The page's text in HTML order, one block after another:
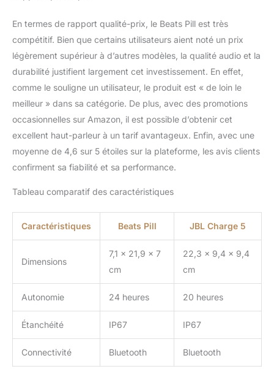
appareils iOS et Android
permet de jumeler en une
automatiquement avec
différents appareils et
d'accéder aux
fonctionnalités
mon appareil Répondre
aux appels et utiliser
l'assistant vocal
directement à partir d'un
couplé
En termes de rapport qualité-prix, le Beats Pill est très
compétitif. Bien que certains utilisateurs aient noté un prix
légèrement supérieur à d’autres modèles, la qualité audio et la
durabilité justifient largement cet investissement. En effet,
comme le souligne un utilisateur, le produit est « de loin le
meilleur » dans sa catégorie. De plus, avec des promotions
occasionnelles sur Amazon, il est possible d’obtenir cet
excellent haut-parleur à un tarif avantageux. Enfin, avec une
moyenne de 4,6 sur 5 étoiles sur la plateforme, les avis clients
confirment sa fiabilité et sa performance.
Tableau comparatif des caractéristiques
Caractéristiques Beats Pill JBL Charge 5
Dimensions
7,1 x 21,9 x 7
cm
22,3 x 9,4 x 9,4
cm
Autonomie 24 heures 20 heures
Étanchéité IP67 IP67
Connectivité Bluetooth Bluetooth